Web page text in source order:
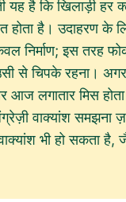
है कि खिलाड़ी हर
होता है। उदाहरण
निर्माण; इस तरह
से चिपके रहना।
आज लगातार मिस
वाक्यांश
वाक्यांश भी हो